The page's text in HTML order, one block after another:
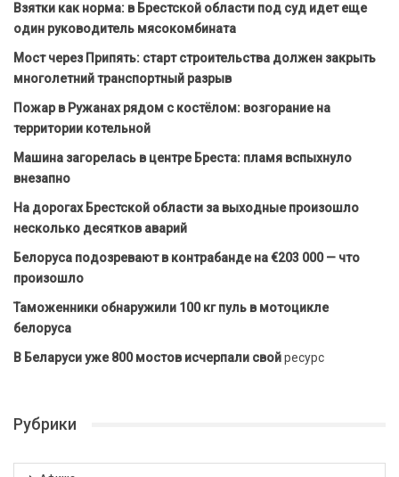
Взятки как норма: в Брестской области под суд идет еще
один руководитель мясокомбината
Мост через Припять: старт строительства должен закрыть
многолетний транспортный разрыв
Пожар в Ружанах рядом с костёлом: возгорание на
территории котельной
Машина загорелась в центре Бреста: пламя вспыхнуло
внезапно
На дорогах Брестской области за выходные произошло
несколько десятков аварий
Белоруса подозревают в контрабанде на €203 000 — что
произошло
Таможенники обнаружили 100 кг пуль в мотоцикле
белоруса
В Беларуси уже 800 мостов исчерпали свойресурс
Рубрики